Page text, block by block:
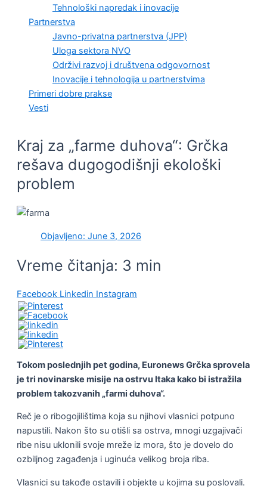
Tehnološki napredak i inovacije
Partnerstva
Javno-privatna partnerstva (JPP)
Uloga sektora NVO
Održivi razvoj i društvena odgovornost
Inovacije i tehnologija u partnerstvima
Primeri dobre prakse
Vesti
Kraj za „farme duhova“: Grčka
rešava dugogodišnji ekološki
problem
Objavljeno: June 3, 2026
Vreme čitanja: 3 min
Facebook Linkedin Instagram
Tokom poslednjih pet godina, Euronews Grčka sprovela
je tri novinarske misije na ostrvu Itaka kako bi istražila
problem takozvanih „farmi duhova“.
Reč je o ribogojilištima koja su njihovi vlasnici potpuno
napustili. Nakon što su otišli sa ostrva, mnogi uzgajivači
ribe nisu uklonili svoje mreže iz mora, što je dovelo do
ozbiljnog zagađenja i uginuća velikog broja riba.
Vlasnici su takođe ostavili i objekte u kojima su poslovali.